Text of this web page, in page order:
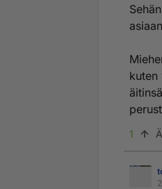
kuten
1